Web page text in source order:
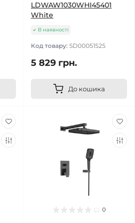
LDWAW1030WHI45401
White
В наявності
Код товару: SD00051525
5 829 грн.
До кошика
0